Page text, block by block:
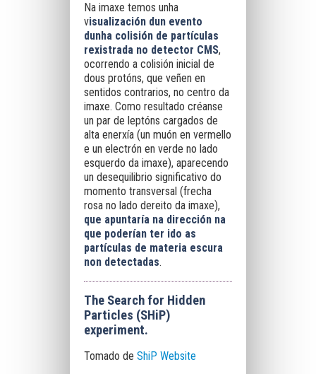
Na imaxe temos unha
visualización dun evento
dunha colisión de partículas
rexistrada no detector CMS,
ocorrendo a colisión inicial de
dous protóns, que veñen en
sentidos contrarios, no centro da
imaxe. Como resultado créanse
un par de leptóns cargados de
alta enerxía (un muón en vermello
e un electrón en verde no lado
esquerdo da imaxe), aparecendo
un desequilibrio significativo do
momento transversal (frecha
rosa no lado dereito da imaxe),
que apuntaría na dirección na
que poderían ter ido as
partículas de materia escura
non detectadas.
The Search for Hidden
Particles (SHiP)
experiment.
Tomado de ShiP Website